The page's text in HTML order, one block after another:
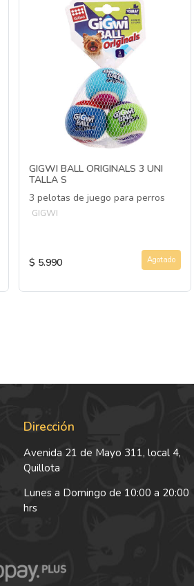
GIGWI BALL ORIGINALS 3 UNI
TALLA S
3 pelotas de juego para perros
GIGWI
$ 5.990 Agotado
Dirección
Avenida 21 de Mayo 311, local 4,
Quillota
Lunes a Domingo de 10:00 a 20:00
hrs